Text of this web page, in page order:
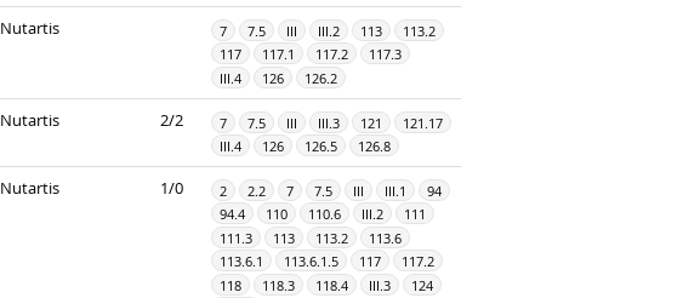
Nutartis 7 7.5 III III.2 113
113.2
117
117.1 117.2
117.3
III.4
126 126.2
Nutartis 2/2 7 7.5 III III.3 121
121.17
III.4
126 126.5 126.8
Nutartis 1/0 2 2.2 7 7.5 III III.1
94
94.4
110 110.6 III.2
111
111.3
113 113.2
113.6
113.6.1
113.6.1.5 117
117.2
118
118.3 118.4 III.3
124